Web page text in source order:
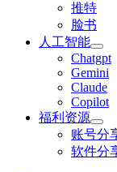
推特
脸书
人工智能
Chatgpt
‎Gemini
Claude
Copilot
福利资源
账号分
软件分